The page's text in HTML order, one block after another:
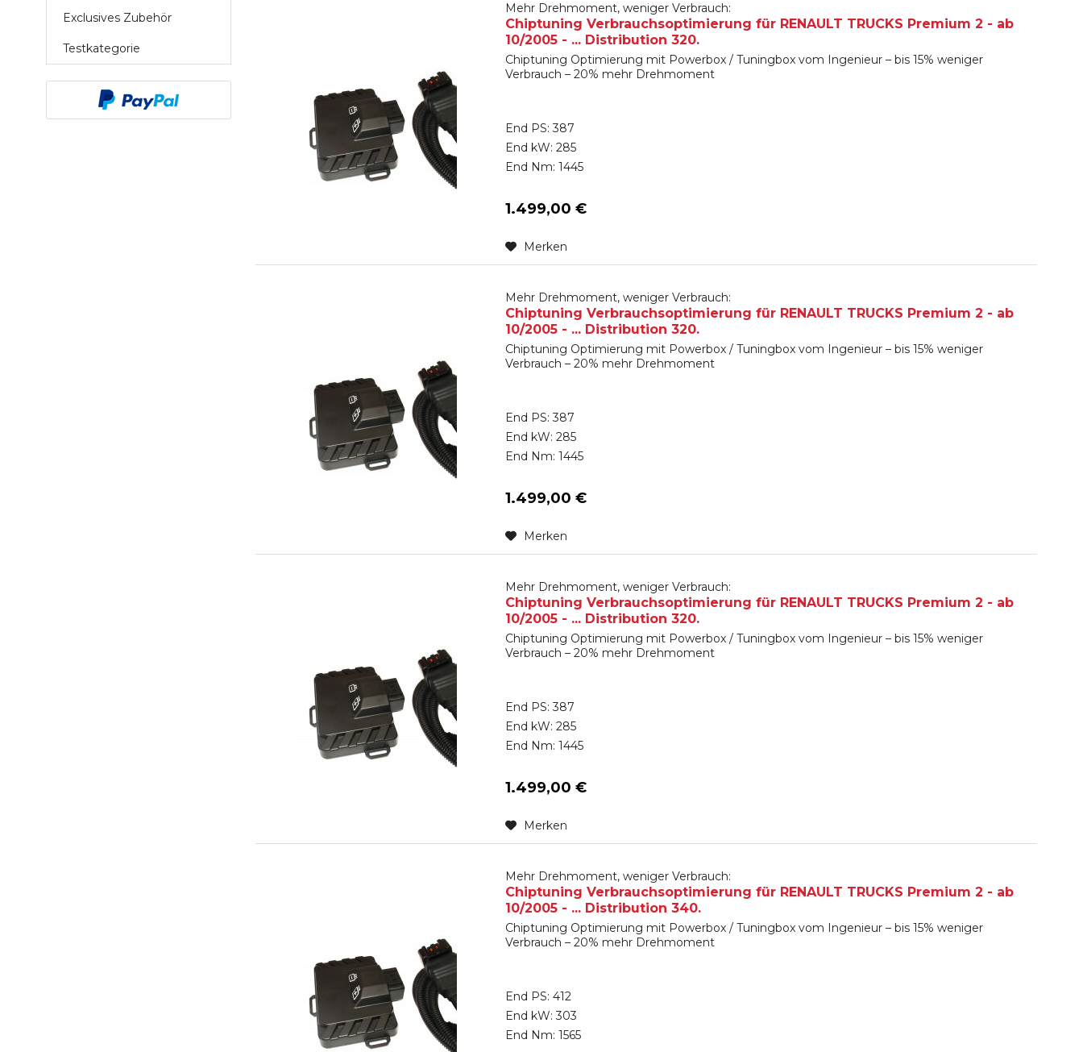
Exclusives Zubehör
Testkategorie
Mehr Drehmoment, weniger Verbrauch:
Chiptuning Verbrauchsoptimierung für RENAULT TRUCKS Premium 2 - ab
10/2005 - ... Distribution 320.
Chiptuning Optimierung mit Powerbox / Tuningbox vom Ingenieur – bis 15% weniger
Verbrauch – 20% mehr Drehmoment
End PS: 387
End kW: 285
End Nm: 1445
1.499,00 €
Merken
Mehr Drehmoment, weniger Verbrauch:
Chiptuning Verbrauchsoptimierung für RENAULT TRUCKS Premium 2 - ab
10/2005 - ... Distribution 320.
Chiptuning Optimierung mit Powerbox / Tuningbox vom Ingenieur – bis 15% weniger
Verbrauch – 20% mehr Drehmoment
End PS: 387
End kW: 285
End Nm: 1445
1.499,00 €
Merken
Mehr Drehmoment, weniger Verbrauch:
Chiptuning Verbrauchsoptimierung für RENAULT TRUCKS Premium 2 - ab
10/2005 - ... Distribution 320.
Chiptuning Optimierung mit Powerbox / Tuningbox vom Ingenieur – bis 15% weniger
Verbrauch – 20% mehr Drehmoment
End PS: 387
End kW: 285
End Nm: 1445
1.499,00 €
Merken
Mehr Drehmoment, weniger Verbrauch:
Chiptuning Verbrauchsoptimierung für RENAULT TRUCKS Premium 2 - ab
10/2005 - ... Distribution 340.
Chiptuning Optimierung mit Powerbox / Tuningbox vom Ingenieur – bis 15% weniger
Verbrauch – 20% mehr Drehmoment
End PS: 412
End kW: 303
End Nm: 1565